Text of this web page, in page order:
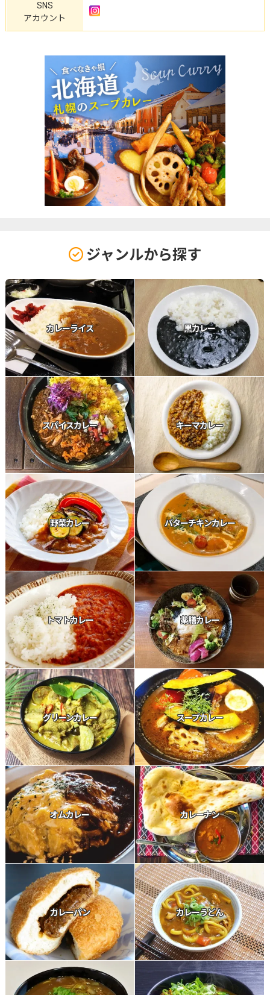
SNS
アカウント
ジャンルから探す
カレーライス 黒カレー
スパイスカレー キーマカレー
野菜カレー バターチキンカレー
トマトカレー 薬膳カレー
グリーンカレー スープカレー
オムカレー カレーナン
カレーパン カレーうどん